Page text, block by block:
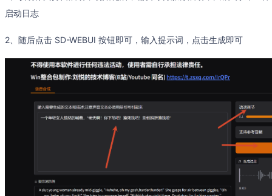
启动日志
2、随后点击 SD-WEBUI 按钮即可，输入提示词，点击生成即可